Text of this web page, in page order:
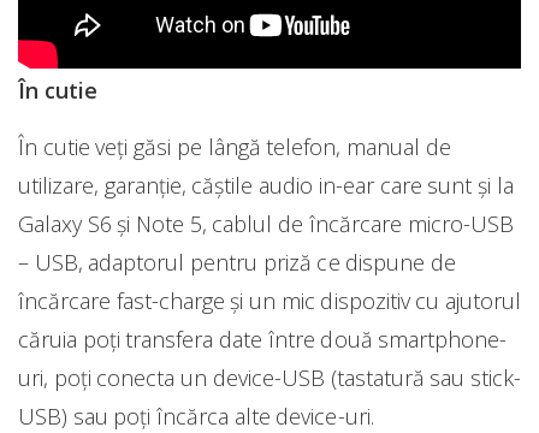
În cutie
În cutie veți găsi pe lângă telefon, manual de
utilizare, garanție, căștile audio in-ear care sunt și la
Galaxy S6 și Note 5, cablul de încărcare micro-USB
– USB, adaptorul pentru priză ce dispune de
încărcare fast-charge și un mic dispozitiv cu ajutorul
căruia poți transfera date între două smartphone-
uri, poți conecta un device-USB (tastatură sau stick-
USB) sau poți încărca alte device-uri.